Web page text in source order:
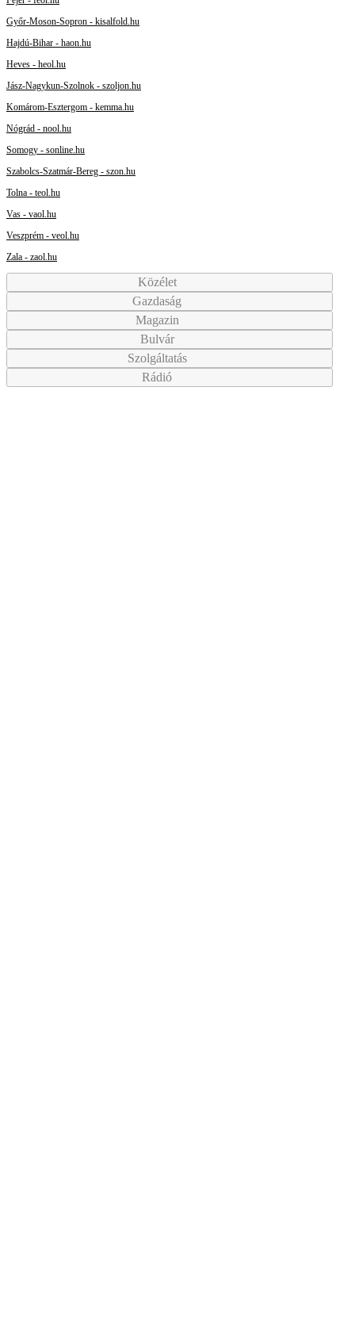
Győr-Moson-Sopron - kisalfold.hu
Hajdú-Bihar - haon.hu
Heves - heol.hu
Jász-Nagykun-Szolnok - szoljon.hu
Komárom-Esztergom - kemma.hu
Nógrád - nool.hu
Somogy - sonline.hu
Szabolcs-Szatmár-Bereg - szon.hu
Tolna - teol.hu
Vas - vaol.hu
Veszprém - veol.hu
Zala - zaol.hu
Közélet
Gazdaság
Magazin
Bulvár
Szolgáltatás
Rádió